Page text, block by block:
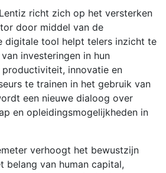
richt zich op het versterken
door middel van de
digitale tool helpt telers inzicht te
investeringen in hun
innovatie en
te trainen in het gebruik van
een nieuwe dialoog over
en opleidingsmogelijkheden in
verhoogt het bewustzijn
belang van human capital,